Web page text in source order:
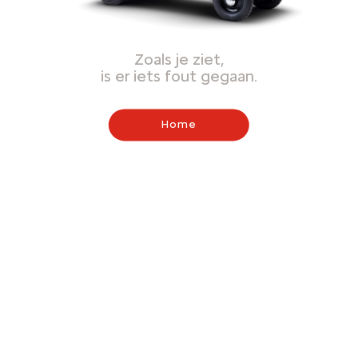
Zoals je ziet,
is er iets fout gegaan.
Home